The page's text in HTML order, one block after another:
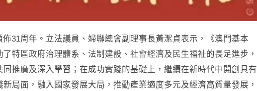
31周年。立法議員、婦聯總會副理事長黃潔貞表示，《澳門基本
特區政府治理體系、法制建設、社會經濟及民生福祉的長足進步，
推廣及深入學習；在成功實踐的基礎上，繼續在新時代中開創具有
局面，融入國家發展大局，推動產業適度多元及經濟高質量發展，